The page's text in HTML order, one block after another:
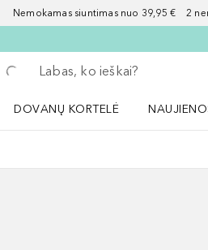
Nemokamas siuntimas nuo 39,95 € 2
Grįžk atgal
Vykdykite paiešką
DOVANŲ KORTELĖ